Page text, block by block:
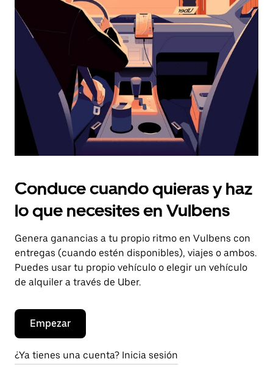
el
botón
escape
el
calendario.
Conduce cuando quieras y haz
lo que necesites en Vulbens
Genera ganancias a tu propio ritmo en Vulbens con
entregas (cuando estén disponibles), viajes o ambos.
Puedes usar tu propio vehículo o elegir un vehículo
de alquiler a través de Uber.
Empezar
¿Ya tienes una cuenta? Inicia sesión